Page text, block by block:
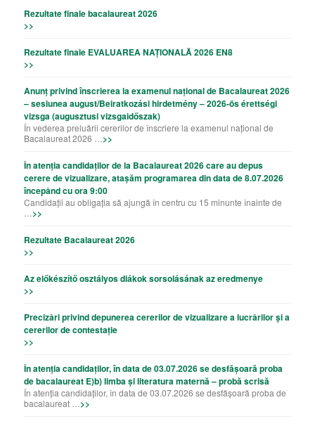
Rezultate finale bacalaureat 2026
>>
Rezultate finale EVALUAREA NAȚIONALĂ 2026 EN8
>>
Anunț privind înscrierea la examenul național de Bacalaureat 2026
– sesiunea august/Beiratkozási hirdetmény – 2026-ös érettségi
vizsga (augusztusi vizsgaidőszak)
În vederea preluării cererilor de înscriere la examenul național de
Bacalaureat 2026 … >>
În atenția candidaților de la Bacalaureat 2026 care au depus
cerere de vizualizare, atașăm programarea din data de 8.07.2026
începând cu ora 9:00
Candidații au obligația să ajungă în centru cu 15 minunte înainte de
>>
Rezultate Bacalaureat 2026
>>
Az előkészítő osztályos diákok sorsolásának az eredmenye
>>
Precizǎri privind depunerea cererilor de vizualizare a lucrǎrilor şi a
cererilor de contestație
>>
În atenția candidaților, în data de 03.07.2026 se desfășoară proba
de bacalaureat E)b) limba și literatura maternă – probă scrisă
În atenția candidaților, în data de 03.07.2026 se desfășoară proba de
bacalaureat … >>